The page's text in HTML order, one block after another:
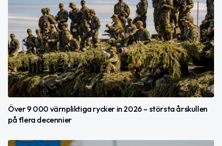
Över 9 000 värnpliktiga rycker in 2026 – största årskullen
på flera decennier